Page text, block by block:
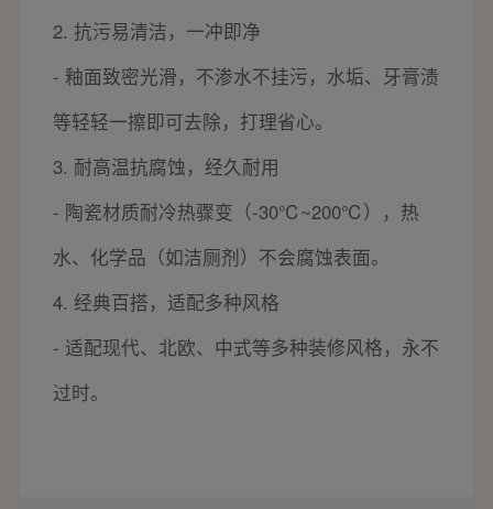
2. 抗污易清洁，一冲即净
- 釉面致密光滑，不渗水不挂污，水垢、牙膏渍
等轻轻一擦即可去除，打理省心。
3. 耐高温抗腐蚀，经久耐用
- 陶瓷材质耐冷热骤变（-30℃~200℃），热
水、化学品（如洁厕剂）不会腐蚀表面。
4. 经典百搭，适配多种风格
- 适配现代、北欧、中式等多种装修风格，永不
过时。